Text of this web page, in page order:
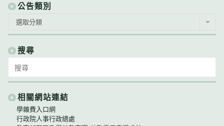
公告類別
類
別
選取分類
搜尋
for:
相關網站連結
學雜費入口網
行政院人事行政總處